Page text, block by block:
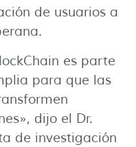
de usuarios a
es parte
para que las
dijo el Dr.
de investigación